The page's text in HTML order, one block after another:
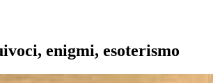
enigmi, esoterismo